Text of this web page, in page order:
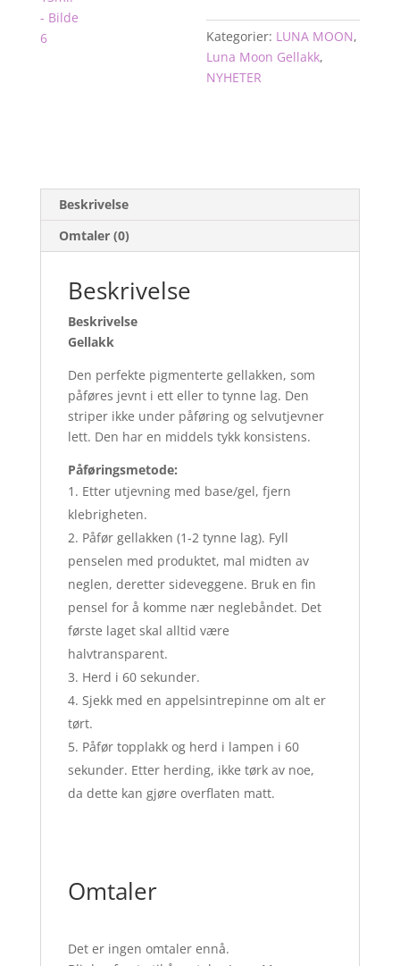
Kategorier: LUNA MOON,
Luna Moon Gellakk,
NYHETER
Beskrivelse
Omtaler (0)
Beskrivelse
Beskrivelse
Gellakk
Den perfekte pigmenterte gellakken, som
påføres jevnt i ett eller to tynne lag. Den
striper ikke under påføring og selvutjevner
lett. Den har en middels tykk konsistens.
Påføringsmetode:
Etter utjevning med base/gel, fjern
klebrigheten.
Påfør gellakken (1-2 tynne lag). Fyll
penselen med produktet, mal midten av
neglen, deretter sideveggene. Bruk en fin
pensel for å komme nær neglebåndet. Det
første laget skal alltid være
halvtransparent.
Herd i 60 sekunder.
Sjekk med en appelsintrepinne om alt er
tørt.
Påfør topplakk og herd i lampen i 60
sekunder. Etter herding, ikke tørk av noe,
da dette kan gjøre overflaten matt.
Omtaler
Det er ingen omtaler ennå.